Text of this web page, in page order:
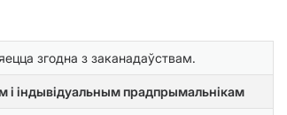
згодна з заканадаўствам.
і індывідуальным прадпрымальнікам